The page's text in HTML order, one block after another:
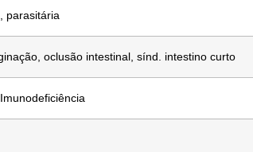
parasitária
oclusão intestinal, sínd. intestino curto